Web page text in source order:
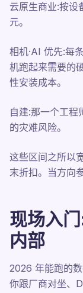
云原生商业:按设
元。
相机·AI 优先:每
机跑起来需要的
性安装成本。
自建:那一个工程
的灾难风险。
这些区间之所以
末折扣。当方向
现场入
内部
2026 年能跑的
你跟厂商对坐、